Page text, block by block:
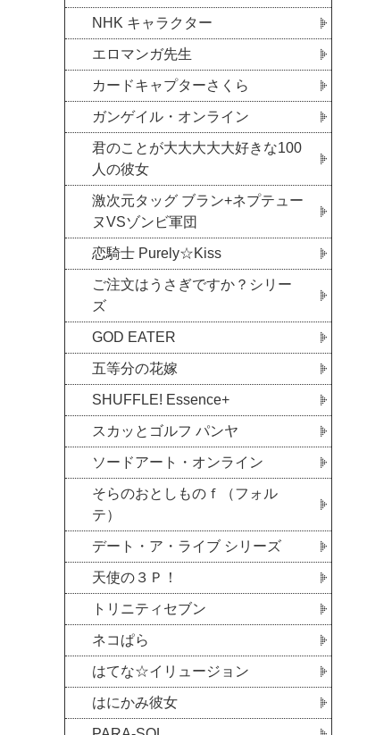
NHK キャラクター
エロマンガ先生
カードキャプターさくら
ガンゲイル・オンライン
君のことが大大大大大好きな100
人の彼女
激次元タッグ ブラン+ネプテュー
ヌVSゾンビ軍団
恋騎士 Purely☆Kiss
ご注文はうさぎですか？シリー
ズ
GOD EATER
五等分の花嫁
SHUFFLE! Essence+
スカッとゴルフ パンヤ
ソードアート・オンライン
そらのおとしものｆ（フォル
テ）
デート・ア・ライブ シリーズ
天使の３Ｐ！
トリニティセブン
ネコぱら
はてな☆イリュージョン
はにかみ彼女